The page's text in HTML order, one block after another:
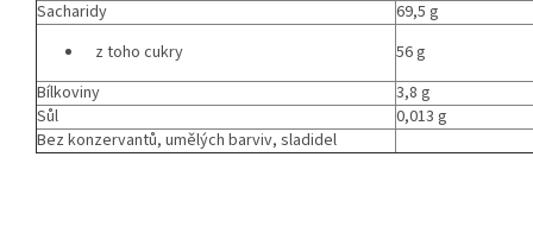
Sacharidy
69,5 g
z toho cukry
56 g
Bílkoviny
3,8 g
Sůl
0,013 g
Bez konzervantů, umělých barviv, sladidel